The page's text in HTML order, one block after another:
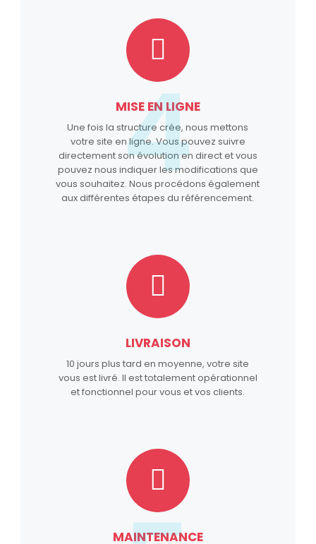
MISE EN LIGNE
Une fois la structure crée, nous mettons
votre site en ligne. Vous pouvez suivre
directement son évolution en direct et vous
pouvez nous indiquer les modifications que
vous souhaitez. Nous procédons également
aux différentes étapes du référencement.
4
LIVRAISON
10 jours plus tard en moyenne, votre site
vous est livré. Il est totalement opérationnel
et fonctionnel pour vous et vos clients.
MAINTENANCE